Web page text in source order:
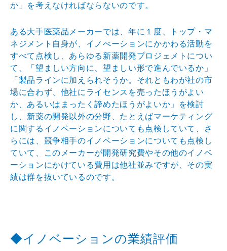
か」を考えなければならないのです。
ある大手医薬品メーカーでは、年に１度、トップ・マ
ネジ メント自身が、イノべーションにかかわる活動を
すべて点検し、あらゆる新薬開発プロジェメトについ
て、「望まし い方向に、望ましい形で進んでいるか」
「製品ラインに加 えられそうか。それともわが社の市
場に合わず、他社にライセンスを売ったほうがよい
か、あるいはまったく諦めたほうがよいか」を検討
し、新薬の開発以外の分野、たとえ ばマーケティング
に関するイノベーションについても点検 していて、さ
らには、競争相手のイノベーションについて も点検し
ていて、このメーカーが開発研究費やその他のイ ノベ
ーションにかけている費用は他社並みですが、その実
績は群を抜いているのです。
◆イノベーションの業績評価